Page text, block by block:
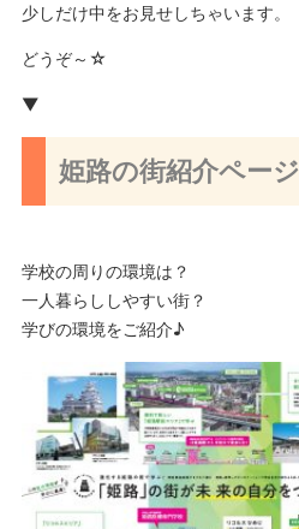
少しだけ中をお見せしちゃいます。
どうぞ～☆
▼
姫路の街紹介ページ
学校の周りの環境は？
一人暮らししやすい街？
学びの環境をご紹介♪